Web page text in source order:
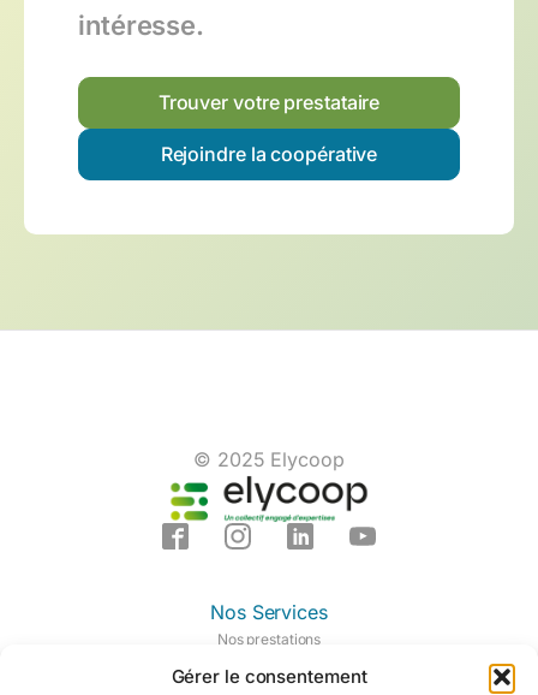
Gérer le consentement
intéresse.
Trouver votre prestataire
Rejoindre la coopérative
© 2025 Elycoop
Nos Services
Nos prestations
Notre centre de formation